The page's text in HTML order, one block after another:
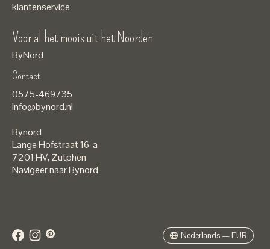
klantenservice
Voor al het moois uit het Noorden
ByNord
Contact
0575-469735
info@bynord.nl
Bynord
Lange Hofstraat 16-a
7201 HV, Zutphen
Navigeer naar Bynord
Nederlands — EUR